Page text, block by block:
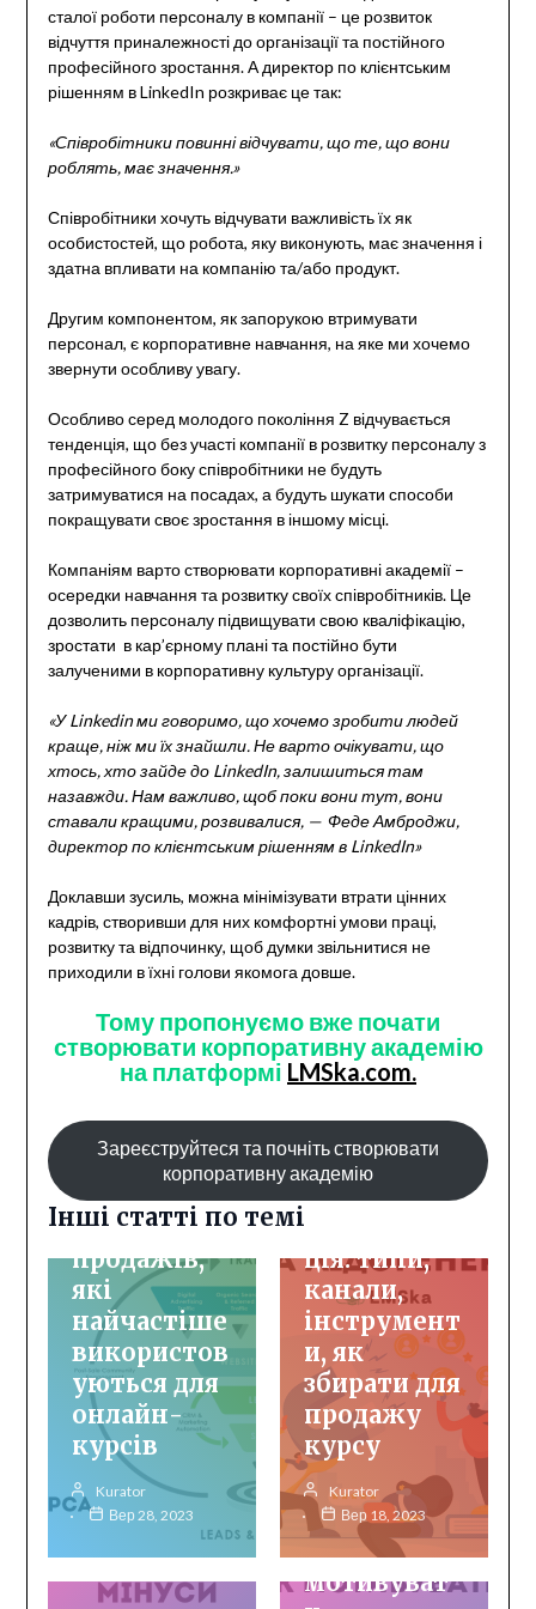
сталої роботи персоналу в компанії – це розвиток
відчуття приналежності до організації та постійного
професійного зростання. А директор по клієнтським
рішенням в LinkedIn розкриває це так:
«Співробітники повинні відчувати, що те, що вони
роблять, має значення.»
Співробітники хочуть відчувати важливість їх як
особистостей, що робота, яку виконують, має значення і
здатна впливати на компанію та/або продукт.
Другим компонентом, як запорукою втримувати
персонал, є корпоративне навчання, на яке ми хочемо
звернути особливу увагу.
Особливо серед молодого покоління Z відчувається
тенденція, що без участі компанії в розвитку персоналу з
професійного боку співробітники не будуть
затримуватися на посадах, а будуть шукати способи
покращувати своє зростання в іншому місці.
Компаніям варто створювати корпоративні академії –
осередки навчання та розвитку своїх співробітників. Це
дозволить персоналу підвищувати свою кваліфікацію,
зростати в кар’єрному плані та постійно бути
залученими в корпоративну культуру організації.
«У Linkedin ми говоримо, що хочемо зробити людей
краще, ніж ми їх знайшли. Не варто очікувати, що
хтось, хто зайде до LinkedIn, залишиться там
назавжди. Нам важливо, щоб поки вони тут, вони
ставали кращими, розвивалися, — Феде Амброджи,
директор по клієнтським рішенням в LinkedIn»
Доклавши зусиль, можна мінімізувати втрати цінних
кадрів, створивши для них комфортні умови праці,
розвитку та відпочинку, щоб думки звільнитися не
приходили в їхні голови якомога довше.
Тому пропонуємо вже почати
створювати корпоративну академію
на платформі LMSka.com.
Зареєструйтеся та почніть створювати
корпоративну академію
Інші статті по темі
Інфопродукти
Просування курсів
4 воронки
продажів,
які
найчастіше
використов
уються для
онлайн-
курсів
Kurator
Вер 28, 2023
Просування курсів
Лід та
ція: типи,
канали,
інструмент
и, як
збирати для
продажу
курсу
Kurator
Вер 18, 2023
Онбординг
Управління
персоналом
Як
мотивуват